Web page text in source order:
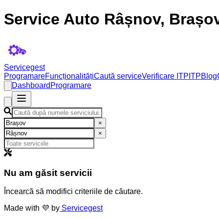
Service Auto Râșnov,
Servicegest
ProgramareFuncționalitățiCaută serviceVerificare ITP ITPBlog
Dashboard Programare
×
×
Nu am găsit servicii
Încearcă să modifici criteriile de căutare.
Made with 💜 by Servicegest